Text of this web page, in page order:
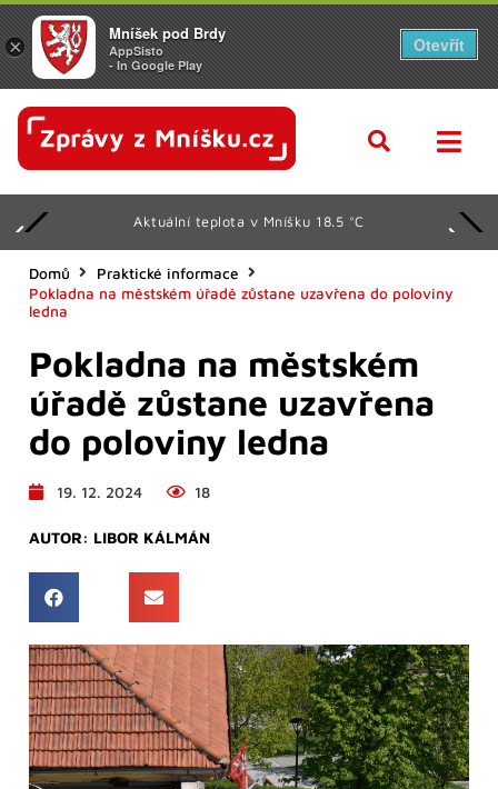
Aktuální teplota v Mníšku 18.5 °C
Domů
Praktické informace
Pokladna na městském úřadě zůstane uzavřena do poloviny
ledna
Pokladna na městském
úřadě zůstane uzavřena
do poloviny ledna
19. 12. 2024 18
AUTOR: LIBOR KÁLMÁN
×
Mníšek pod Brdy
AppSisto
- In Google Play
Otevřít